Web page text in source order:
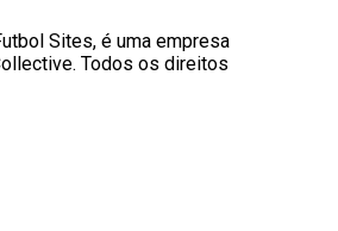
Sites, é uma empresa
Todos os direitos